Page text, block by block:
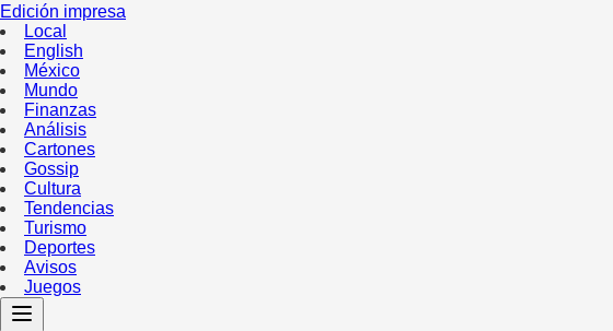
Edición impresa
Local
English
México
Mundo
Finanzas
Análisis
Cartones
Gossip
Cultura
Tendencias
Turismo
Deportes
Avisos
Juegos